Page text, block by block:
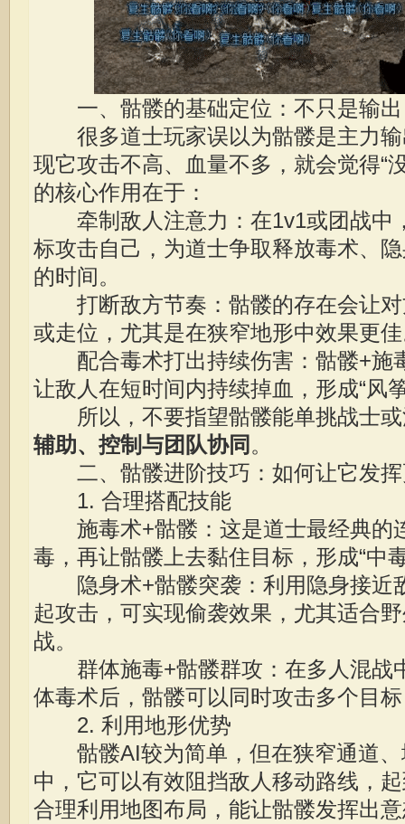
一、骷髅的基础定位：不只是输出
很多道士玩家误以为骷髅是主力输
现它攻击不高、血量不多，就会觉得“
的核心作用在于：
牵制敌人注意力：在1v1或团战中
标攻击自己，为道士争取释放毒术、
的时间。
打断敌方节奏：骷髅的存在会让对
或走位，尤其是在狭窄地形中效果更
配合毒术打出持续伤害：骷髅+施
让敌人在短时间内持续掉血，形成“风
所以，不要指望骷髅能单挑战士或
辅助、控制与团队协同 。
二、骷髅进阶技巧：如何让它发挥
1. 合理搭配技能
施毒术+骷髅：这是道士最经典的
毒，再让骷髅上去黏住目标，形成“中
隐身术+骷髅突袭：利用隐身接近
起攻击，可实现偷袭效果，尤其适合
战。
群体施毒+骷髅群攻：在多人混战
体毒术后，骷髅可以同时攻击多个目
2. 利用地形优势
骷髅AI较为简单，但在狭窄通道、
中，它可以有效阻挡敌人移动路线，
合理利用地图布局，能让骷髅发挥出